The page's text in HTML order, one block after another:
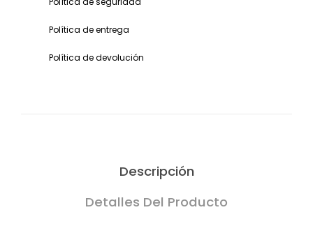
Política de entrega
Política de devolución
Descripción
Detalles Del Producto